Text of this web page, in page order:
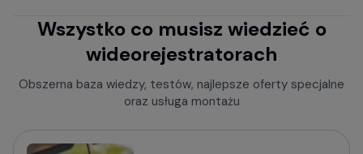
Wideorejestratory w lusterku wstecznym
Rejestratory jazdy z kamerą cofania
Kamery samochodowe z trybem parkingowym
Rejestratory trasy z czujnikiem ruchu
Wszystko co musisz wiedzieć o
wideorejestratorach
Obszerna baza wiedzy, testów, najlepsze oferty specjalne
oraz usługa montażu